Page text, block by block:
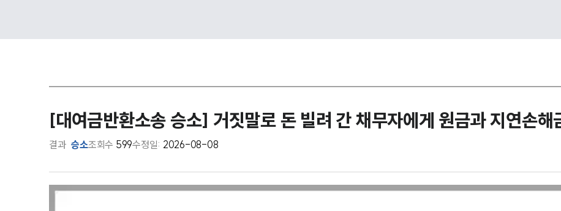
[대여금반환소송 승소] 거짓말로 돈 빌려 간 채무자에게 원금과 지연손해
결과 승소조회수 599수정일: 2026-08-08